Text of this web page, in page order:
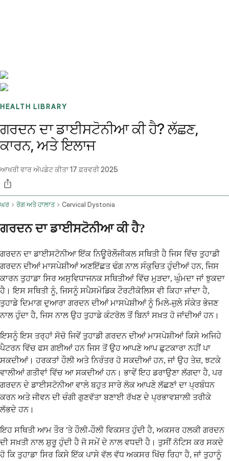
HEALTH LIBRARY
ਗਰਦਨ ਦਾ ਡਾਈਸਟੋਨੀਆ ਕੀ ਹੈ? ਲੱਛਣ,
ਕਾਰਨ, ਅਤੇ ਇਲਾਜ
ਆਖਰੀ ਵਾਰ ਅੱਪਡੇਟ ਕੀਤਾ17 ਫ਼ਰਵਰੀ 2025
ਘਰ ਰੋਗ ਅਤੇ ਹਾਲਾਤ Cervical Dystonia
ਗਰਦਨ ਦਾ ਡਾਈਸਟੋਨੀਆ ਕੀ ਹੈ?
ਗਰਦਨ ਦਾ ਡਾਈਸਟੋਨੀਆ ਇੱਕ ਨਿਊਰੋਲੌਜੀਕਲ ਸਥਿਤੀ ਹੈ ਜਿਸ ਵਿੱਚ ਤੁਹਾਡੀ
ਗਰਦਨ ਦੀਆਂ ਮਾਸਪੇਸ਼ੀਆਂ ਅਣਇੱਛਤ ਢੰਗ ਨਾਲ ਸੰਕੁਚਿਤ ਹੁੰਦੀਆਂ ਹਨ, ਜਿਸ
ਕਾਰਨ ਤੁਹਾਡਾ ਸਿਰ ਅਸੁਵਿਧਾਜਨਕ ਸਥਿਤੀਆਂ ਵਿੱਚ ਮੁੜਦਾ, ਘੁੰਮਦਾ ਜਾਂ ਝੁਕਦਾ
ਹੈ। ਇਸ ਸਥਿਤੀ ਨੂੰ, ਜਿਸਨੂੰ ਸਪੈਸਮੋਡਿਕ ਟੌਰਟੀਕੋਲਿਸ ਵੀ ਕਿਹਾ ਜਾਂਦਾ ਹੈ,
ਤੁਹਾਡੇ ਦਿਮਾਗ ਦੁਆਰਾ ਗਰਦਨ ਦੀਆਂ ਮਾਸਪੇਸ਼ੀਆਂ ਨੂੰ ਮਿਲੇ-ਜੁਲੇ ਸੰਕੇਤ ਭੇਜਣ
ਨਾਲ ਹੁੰਦਾ ਹੈ, ਜਿਸ ਨਾਲ ਉਹ ਤੁਹਾਡੇ ਕੰਟਰੋਲ ਤੋਂ ਬਿਨਾਂ ਸਖ਼ਤ ਹੋ ਜਾਂਦੀਆਂ ਹਨ।
ਇਸਨੂੰ ਇਸ ਤਰ੍ਹਾਂ ਸੋਚੋ ਜਿਵੇਂ ਤੁਹਾਡੀ ਗਰਦਨ ਦੀਆਂ ਮਾਸਪੇਸ਼ੀਆਂ ਕਿਸੇ ਅਜਿਹੇ
ਪੈਟਰਨ ਵਿੱਚ ਫਸ ਗਈਆਂ ਹਨ ਜਿਸ ਤੋਂ ਉਹ ਆਪਣੇ ਆਪ ਛੁਟਕਾਰਾ ਨਹੀਂ ਪਾ
ਸਕਦੀਆਂ। ਹਰਕਤਾਂ ਹੌਲੀ ਅਤੇ ਨਿਰੰਤਰ ਹੋ ਸਕਦੀਆਂ ਹਨ, ਜਾਂ ਉਹ ਤੇਜ਼, ਝਟਕੇ
ਵਾਲੀਆਂ ਗਤੀਵਾਂ ਵਿੱਚ ਆ ਸਕਦੀਆਂ ਹਨ। ਭਾਵੇਂ ਇਹ ਡਰਾਉਣਾ ਲੱਗਦਾ ਹੈ, ਪਰ
ਗਰਦਨ ਦੇ ਡਾਈਸਟੋਨੀਆ ਵਾਲੇ ਬਹੁਤ ਸਾਰੇ ਲੋਕ ਆਪਣੇ ਲੱਛਣਾਂ ਦਾ ਪ੍ਰਬੰਧਨ
ਕਰਨ ਅਤੇ ਜੀਵਨ ਦੀ ਚੰਗੀ ਗੁਣਵੱਤਾ ਬਣਾਈ ਰੱਖਣ ਦੇ ਪ੍ਰਭਾਵਸ਼ਾਲੀ ਤਰੀਕੇ
ਲੱਭਦੇ ਹਨ।
ਇਹ ਸਥਿਤੀ ਆਮ ਤੌਰ 'ਤੇ ਹੌਲੀ-ਹੌਲੀ ਵਿਕਸਤ ਹੁੰਦੀ ਹੈ, ਅਕਸਰ ਹਲਕੀ ਗਰਦਨ
ਦੀ ਸਖ਼ਤੀ ਨਾਲ ਸ਼ੁਰੂ ਹੁੰਦੀ ਹੈ ਜੋ ਸਮੇਂ ਦੇ ਨਾਲ ਵਧਦੀ ਹੈ। ਤੁਸੀਂ ਨੋਟਿਸ ਕਰ ਸਕਦੇ
ਹੋ ਕਿ ਤੁਹਾਡਾ ਸਿਰ ਕਿਸੇ ਇੱਕ ਪਾਸੇ ਵੱਲ ਵੱਧ ਅਕਸਰ ਖਿੱਚ ਰਿਹਾ ਹੈ, ਜਾਂ ਤੁਹਾਨੂੰ